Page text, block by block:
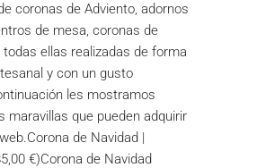
coronas de Adviento, adornos
de mesa, coronas de
todas ellas realizadas de forma
y con un gusto
les mostramos
maravillas que pueden adquirir
de Navidad |
€)Corona de Navidad